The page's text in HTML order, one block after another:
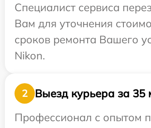
Специалист сервиса
Вам для уточнения
сроков ремонта Вашего
Nikon.
2
Выезд курьера за 35
Профессионал с опытом